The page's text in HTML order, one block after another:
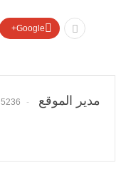
Google+
مدير الموقع 5236 المشاركات